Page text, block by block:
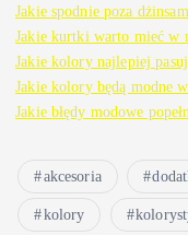
Jakie spodnie poza
Jakie kurtki warto mieć w
Jakie kolory najlepiej
Jakie kolory będą modne
Jakie błędy modowe
akcesoria
kolory